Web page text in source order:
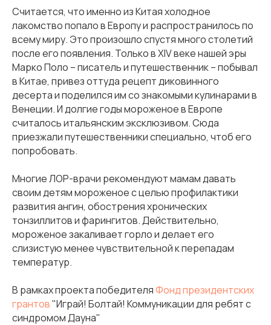
Считается, что именно из Китая холодное
лакомство попало в Европу и распространилось по
всему миру. Это произошло спустя много столетий
после его появления. Только в XIV веке нашей эры
Марко Поло – писатель и путешественник – побывал
в Китае, привез оттуда рецепт диковинного
десерта и поделился им со знакомыми кулинарами в
Венеции. И долгие годы мороженое в Европе
считалось итальянским эксклюзивом. Сюда
приезжали путешественники специально, чтоб его
попробовать.
Многие ЛОР-врачи рекомендуют мамам давать
своим детям мороженое с целью профилактики
развития ангин, обострения хронических
тонзиллитов и фарингитов. Действительно,
мороженое закаливает горло и делает его
слизистую менее чувствительной к перепадам
температур.
В рамках проекта победителяФонд президентских
грантов"Играй! Болтай! Коммуникации для ребят с
синдромом Дауна"